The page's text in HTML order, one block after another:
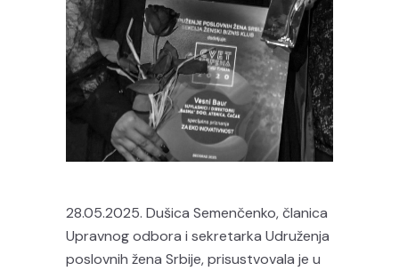
28.05.2025. Dušica Semenčenko, članica
Upravnog odbora i sekretarka Udruženja
poslovnih žena Srbije, prisustvovala je u